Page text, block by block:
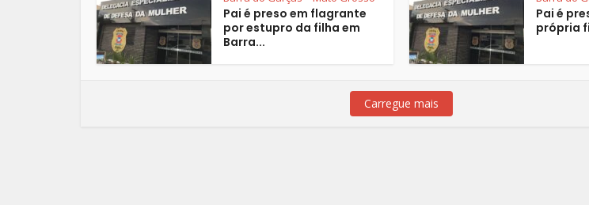
Pai é preso em flagrante
por estupro da filha em
Barra...
Pai é
própria
Carregue mais